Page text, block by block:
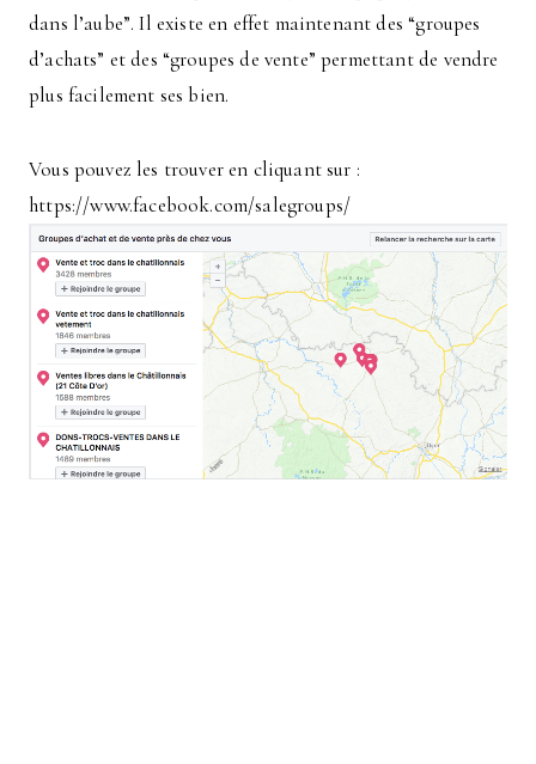
dans l’aube”. Il existe en effet maintenant des “groupes
d’achats” et des “groupes de vente” permettant de vendre
plus facilement ses bien.
Vous pouvez les trouver en cliquant sur :
https://www.facebook.com/salegroups/